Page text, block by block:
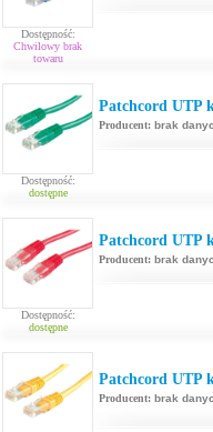
Dostępność:
Chwilowy brak
towaru
Dostępność:
dostępne
Patchcord UTP
Producent: brak
Dostępność:
dostępne
Patchcord UTP
Producent: brak
Patchcord UTP
Producent: brak